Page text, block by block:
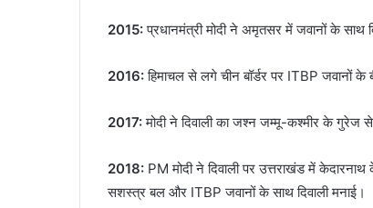
2015:प्रधानमंत्री मोदी ने अमृतसर में जवानों के साथ
2016:हिमाचल से लगे चीन बॉर्डर पर ITBP जवानों के
2017:मोदी ने दिवाली का जश्न जम्मू-कश्मीर के गुरेज
2018: PM मोदी ने दिवाली पर उत्तराखंड में
सशस्त्र बल और ITBP जवानों के साथ दिवाली मनाई।